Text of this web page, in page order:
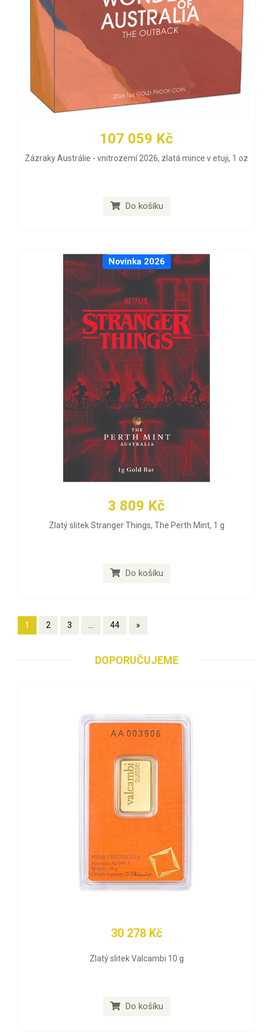
107 059 Kč
Zázraky Austrálie - vnitrozemí 2026, zlatá mince v etuji, 1 oz
Do košíku
Novinka 2026
3 809 Kč
Zlatý slitek Stranger Things, The Perth Mint, 1 g
Do košíku
1 2 3 ... 44 »
DOPORUČUJEME
30 278 Kč
Zlatý slitek Valcambi 10 g
Do košíku